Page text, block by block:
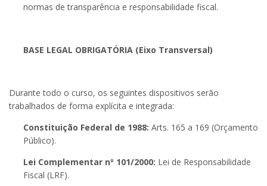
normas de transparência e responsabilidade fiscal.
BASE LEGAL OBRIGATÓRIA (Eixo Transversal)
Durante todo o curso, os seguintes dispositivos serão
trabalhados de forma explícita e integrada:
Constituição Federal de 1988: Arts. 165 a 169 (Orçamento
Público).
Lei Complementar nº 101/2000: Lei de Responsabilidade
Fiscal (LRF).